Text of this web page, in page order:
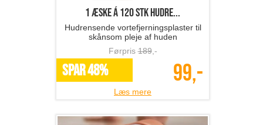
1 æske á 120 stk hudre...
Hudrensende vortefjerningsplaster til
skånsom pleje af huden
Førpris189,-
SPAR 48% 99,-
Læs mere